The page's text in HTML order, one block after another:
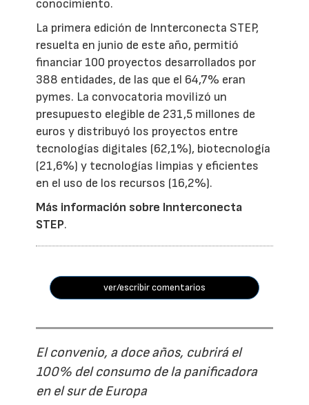
conocimiento.
La primera edición de Innterconecta STEP,
resuelta en junio de este año, permitió
financiar 100 proyectos desarrollados por
388 entidades, de las que el 64,7% eran
pymes. La convocatoria movilizó un
presupuesto elegible de 231,5 millones de
euros y distribuyó los proyectos entre
tecnologías digitales (62,1%), biotecnología
(21,6%) y tecnologías limpias y eficientes
en el uso de los recursos (16,2%).
Más información sobre Innterconecta
STEP.
ver/escribir comentarios
El convenio, a doce años, cubrirá el
100% del consumo de la panificadora
en el sur de Europa